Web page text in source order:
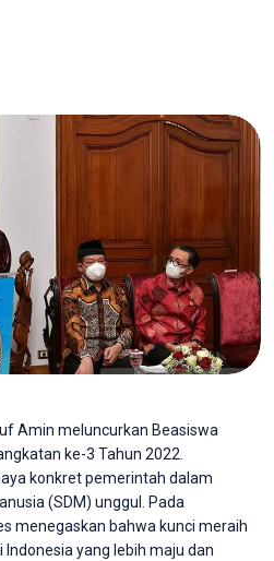
Amin meluncurkan Beasiswa
ke-3 Tahun 2022.
konkret pemerintah dalam
(SDM) unggul. Pada
menegaskan bahwa kunci meraih
Indonesia yang lebih maju dan